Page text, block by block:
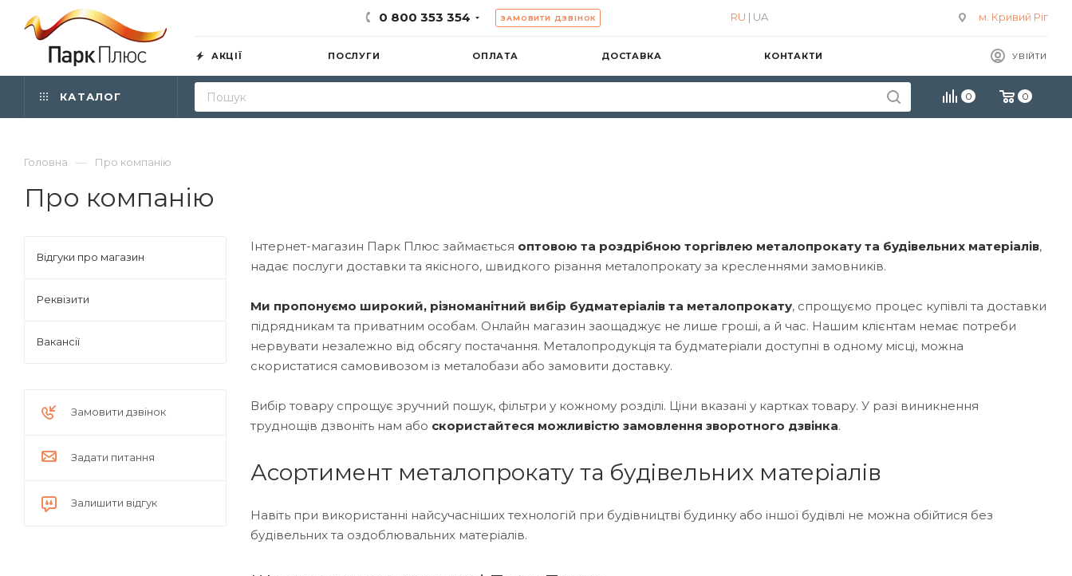
0 800 353 354 ЗАМОВИТИ ДЗВІНОК м. Кривий Ріг
RU | UA
УВІЙТИ
АКЦІЇ ПОСЛУГИ ОПЛАТА ДОСТАВКА КОНТАКТИ
0 0
КАТАЛОГ
Головна — Про компанію
Про компанію
Інтернет-магазин Парк Плюс займається оптовою та роздрібною торгівлею металопрокату та будівельних матеріалів,
надає послуги доставки та якісного, швидкого різання металопрокату за кресленнями замовників.
Ми пропонуємо широкий, різноманітний вибір будматеріалів та металопрокату, спрощуємо процес купівлі та доставки
підрядникам та приватним особам. Онлайн магазин заощаджує не лише гроші, а й час. Нашим клієнтам немає потреби
нервувати незалежно від обсягу постачання. Металопродукція та будматеріали доступні в одному місці, можна
скористатися самовивозом із металобази або замовити доставку.
Вибір товару спрощує зручний пошук, фільтри у кожному розділі. Ціни вказані у картках товару. У разі виникнення
труднощів дзвоніть нам або скористайтеся можливістю замовлення зворотного дзвінка.
Асортимент металопрокату та будівельних матеріалів
Навіть при використанні найсучасніших технологій при будівництві будинку або іншої будівлі не можна обійтися без
будівельних та оздоблювальних матеріалів.
Відгуки про магазин
Реквізити
Вакансії
Замовити дзвінок
Задати питання
Залишити відгук